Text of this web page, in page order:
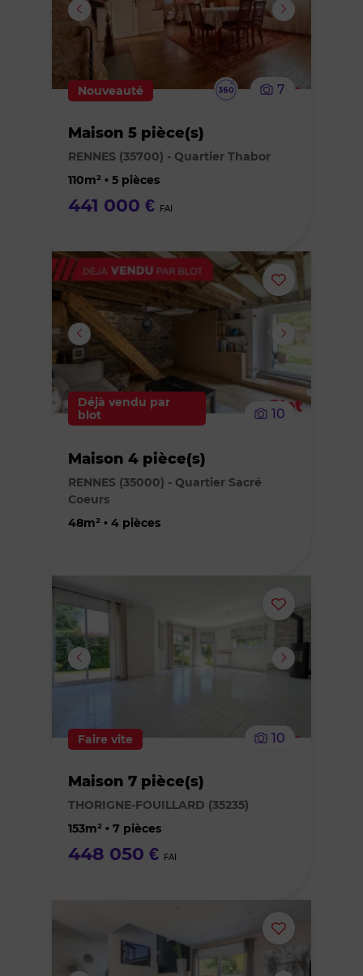
supprimer
Nouveauté 7
Visite
Maison 5 pièce(s)
RENNES (35700) - Quartier Thabor
110m² • 5 pièces
441 000 € FAI
Ajouter
supprimer
le
Déjà vendu par
blot
10
Maison 4 pièce(s)
RENNES (35000) - Quartier Sacré
Coeurs
48m² • 4 pièces
Ajouter
ou
supprimer
Faire vite 10
Maison 7 pièce(s)
THORIGNE-FOUILLARD (35235)
153m² • 7 pièces
448 050 € FAI
Ajouter
ou